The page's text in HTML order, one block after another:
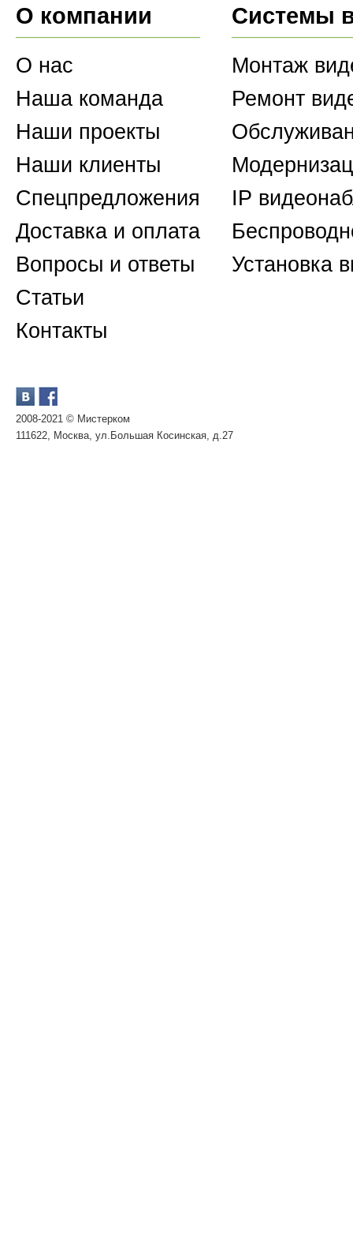
О компании
О нас
Наша команда
Наши проекты
Наши клиенты
Спецпредложения
Доставка и оплата
Вопросы и ответы
Статьи
Контакты
2008-2021 © Мистерком
111622, Москва, ул.Большая Косинская, д.27
Системы
Монтаж
Ремонт
IP
Установка